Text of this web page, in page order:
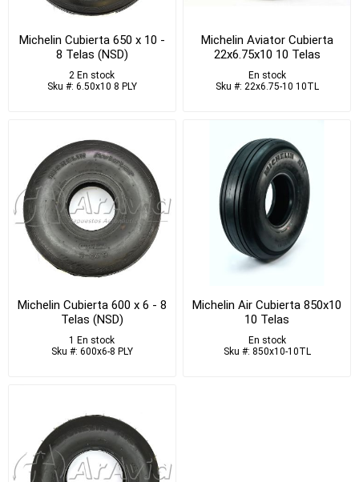
Michelin Cubierta 650 x 10 -
8 Telas (NSD)
2 En stock
Sku #: 6.50x10 8 PLY
Michelin Aviator Cubierta
22x6.75x10 10 Telas
En stock
Sku #: 22x6.75-10 10TL
Michelin Cubierta 600 x 6 - 8
Telas (NSD)
1 En stock
Sku #: 600x6-8 PLY
Michelin Air Cubierta 850x10
10 Telas
En stock
Sku #: 850x10-10TL